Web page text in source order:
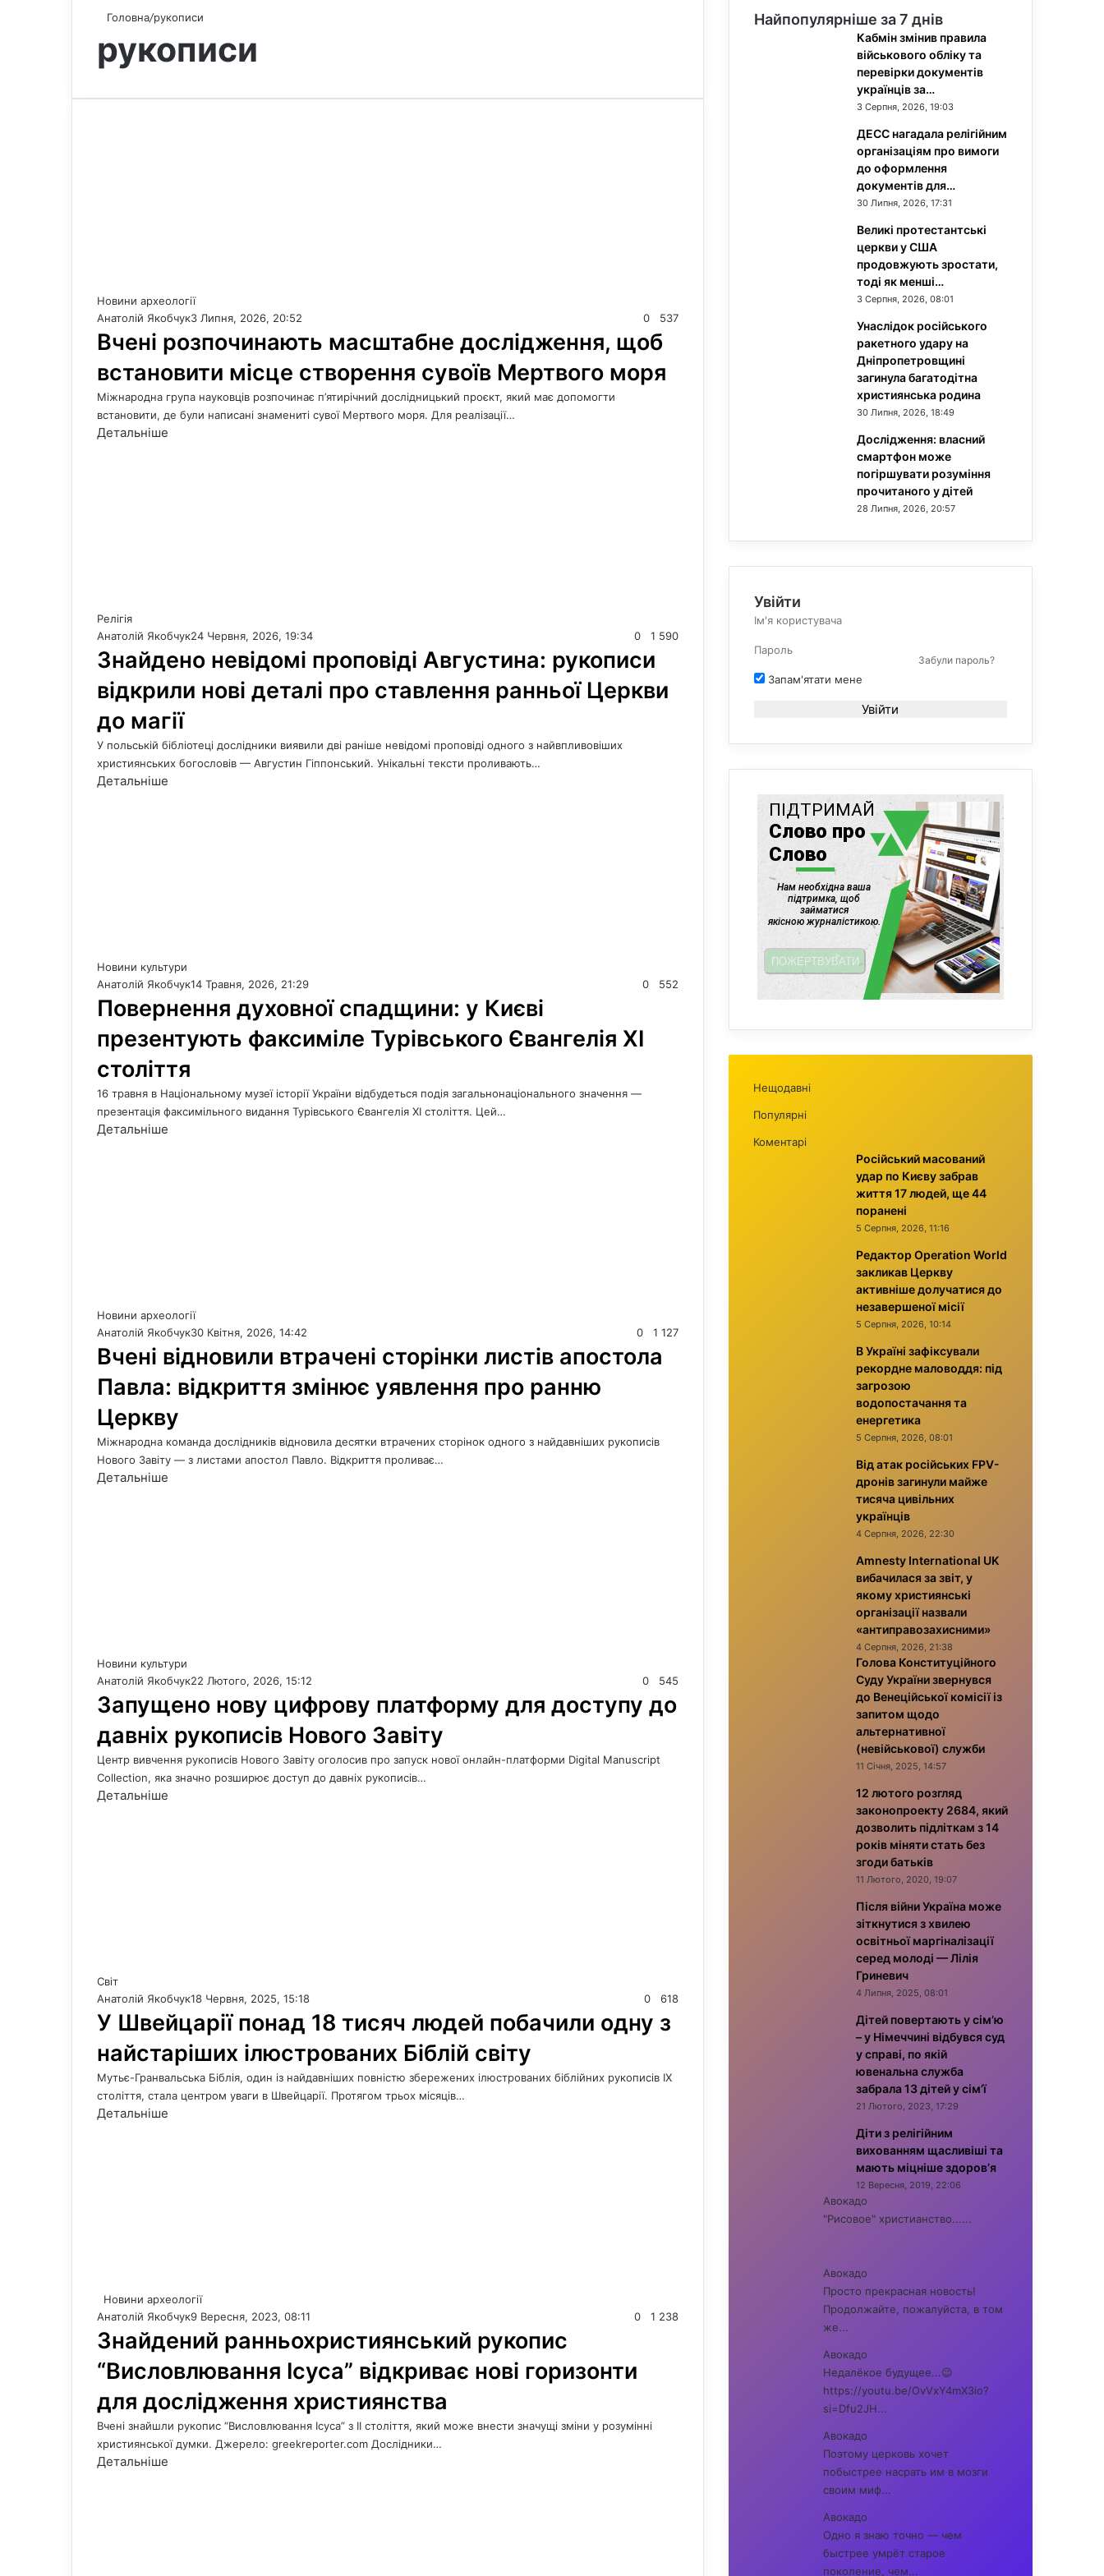
Головна/рукописи
рукописи
Новини археології
Анатолій Якобчук3 Липня, 2026, 20:52 0 537
Вчені розпочинають масштабне дослідження, щоб
встановити місце створення сувоїв Мертвого моря
Міжнародна група науковців розпочинає п’ятирічний дослідницький проєкт, який має допомогти
встановити, де були написані знамениті сувої Мертвого моря. Для реалізації…
Детальніше
Релігія
Анатолій Якобчук24 Червня, 2026, 19:34 0 1 590
Знайдено невідомі проповіді Августина: рукописи
відкрили нові деталі про ставлення ранньої Церкви
до магії
У польській бібліотеці дослідники виявили дві раніше невідомі проповіді одного з найвпливовіших
християнських богословів — Августин Гіппонський. Унікальні тексти проливають…
Детальніше
Новини культури
Анатолій Якобчук14 Травня, 2026, 21:29 0 552
Повернення духовної спадщини: у Києві
презентують факсиміле Турівського Євангелія XI
століття
16 травня в Національному музеї історії України відбудеться подія загальнонаціонального значення —
презентація факсимільного видання Турівського Євангелія XI століття. Цей…
Детальніше
Новини археології
Анатолій Якобчук30 Квітня, 2026, 14:42 0 1 127
Вчені відновили втрачені сторінки листів апостола
Павла: відкриття змінює уявлення про ранню
Церкву
Міжнародна команда дослідників відновила десятки втрачених сторінок одного з найдавніших рукописів
Нового Завіту — з листами апостол Павло. Відкриття проливає…
Детальніше
Новини культури
Анатолій Якобчук22 Лютого, 2026, 15:12 0 545
Запущено нову цифрову платформу для доступу до
давніх рукописів Нового Завіту
Центр вивчення рукописів Нового Завіту оголосив про запуск нової онлайн-платформи Digital Manuscript
Collection, яка значно розширює доступ до давніх рукописів…
Детальніше
Світ
Анатолій Якобчук18 Червня, 2025, 15:18 0 618
У Швейцарії понад 18 тисяч людей побачили одну з
найстаріших ілюстрованих Біблій світу
Мутьє-Гранвальська Біблія, один із найдавніших повністю збережених ілюстрованих біблійних рукописів IX
століття, стала центром уваги в Швейцарії. Протягом трьох місяців…
Детальніше
Новини археології
Анатолій Якобчук9 Вересня, 2023, 08:11 0 1 238
Знайдений ранньохристиянський рукопис
“Висловлювання Ісуса” відкриває нові горизонти
для дослідження християнства
Вчені знайшли рукопис “Висловлювання Ісуса” з ІІ століття, який може внести значущі зміни у розумінні
християнської думки. Джерело: greekreporter.com Дослідники…
Детальніше
Найпопулярніше за 7 днів
Кабмін змінив правила
військового обліку та
перевірки документів
українців за…
3 Серпня, 2026, 19:03
ДЕСС нагадала релігійним
організаціям про вимоги
до оформлення
документів для…
30 Липня, 2026, 17:31
Великі протестантські
церкви у США
продовжують зростати,
тоді як менші…
3 Серпня, 2026, 08:01
Унаслідок російського
ракетного удару на
Дніпропетровщині
загинула багатодітна
християнська родина
30 Липня, 2026, 18:49
Дослідження: власний
смартфон може
погіршувати розуміння
прочитаного у дітей
28 Липня, 2026, 20:57
Увійти
Забули пароль?
Запам'ятати мене
Увійти
Нещодавні
Популярні
Коментарі
Російський масований
удар по Києву забрав
життя 17 людей, ще 44
поранені
5 Серпня, 2026, 11:16
Редактор Operation World
закликав Церкву
активніше долучатися до
незавершеної місії
5 Серпня, 2026, 10:14
В Україні зафіксували
рекордне маловоддя: під
загрозою
водопостачання та
енергетика
5 Серпня, 2026, 08:01
Від атак російських FPV-
дронів загинули майже
тисяча цивільних
українців
4 Серпня, 2026, 22:30
Amnesty International UK
вибачилася за звіт, у
якому християнські
організації назвали
«антиправозахисними»
4 Серпня, 2026, 21:38
Голова Конституційного
Суду України звернувся
до Венеційської комісії із
запитом щодо
альтернативної
(невійськової) служби
11 Січня, 2025, 14:57
12 лютого розгляд
законопроекту 2684, який
дозволить підліткам з 14
років міняти стать без
згоди батьків
11 Лютого, 2020, 19:07
Після війни Україна може
зіткнутися з хвилею
освітньої маргіналізації
серед молоді — Лілія
Гриневич
4 Липня, 2025, 08:01
Дітей повертають у сім’ю
– у Німеччині відбувся суд
у справі, по якій
ювенальна служба
забрала 13 дітей у сім’ї
21 Лютого, 2023, 17:29
Діти з релігійним
вихованням щасливіші та
мають міцніше здоров’я
12 Вересня, 2019, 22:06
Авокадо
"Рисовое" христианство......
Авокадо
Просто прекрасная новость!
Продолжайте, пожалуйста, в том
же...
Авокадо
Недалёкое будущее...😉
https://youtu.be/OvVxY4mX3io?
si=Dfu2JH...
Авокадо
Поэтому церковь хочет
побыстрее насрать им в мозги
своим миф...
Авокадо
Одно я знаю точно — чем
быстрее умрёт старое
поколение, чем...